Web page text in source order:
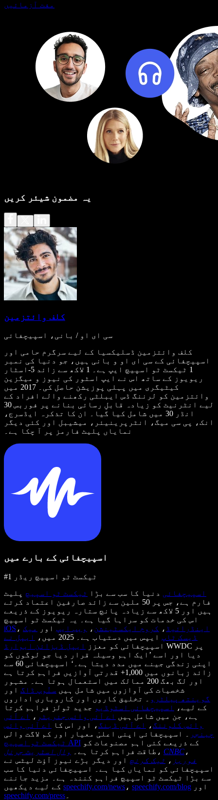
مفت آزمائیں
یہ مضمون شیئر کریں
کلف وائتزمین
سی ای او / بانی، اسپیچفائی
کلف وائتزمین ڈسلیکسیا کے لیے سرگرم حامی اور
اسپیچفائی کے سی ای او و بانی ہیں، جو دنیا کی نمبر
1 ٹیکسٹ ٹو اسپیچ ایپ ہے۔ 1 لاکھ سے زائد 5-اسٹار
ریویوز کے ساتھ اس نے ایپ اسٹور کی نیوز و میگزین
کیٹیگری میں پہلی پوزیشن حاصل کی۔ 2017 میں
وائتزمین کو لرننگ ڈس ایبلٹی رکھنے والے افراد کے
لیے انٹرنیٹ کو زیادہ قابلِ رسائی بنانے پر فوربس 30
انڈر 30 میں شامل کیا گیا۔ ان کا تذکرہ ایڈسرج،
انک، پی سی میگ، انٹرپرینیئر، میشیبل اور کئی دیگر
نمایاں پلیٹ فارمز پر آ چکا ہے۔
اسپیچفائی کے بارے میں
#1 ٹیکسٹ ٹو اسپیچ ریڈر
اسپیچفائی دنیا کا سب سے بڑا ٹیکسٹ ٹو اسپیچ پلیٹ
فارم ہے، جس پر 50 ملین سے زائد صارفین اعتماد کرتے
ہیں اور 5 لاکھ سے زیادہ پانچ ستارہ ریویوز کے ذریعے
اس کی خدمات کو سراہا گیا ہے۔ یہ ٹیکسٹ ٹو اسپیچ
iOS ، اینڈرائیڈ ، کروم ایکسٹینشن ، ویب ایپ اور
میک
ڈیسک ٹاپ ایپس میں دستیاب ہے۔ 2025 میں،
ایپل نے
اسپیچفائی کو معزز
ایپل ڈیزائن ایوارڈ
WWDC پر
دیا اور اسے ’ایک اہم وسیلہ قرار دیا جو لوگوں کو
اپنی زندگی جینے میں مدد دیتا ہے۔‘ اسپیچفائی 60 سے
زائد زبانوں میں 1,000+ قدرتی آوازیں فراہم کرتا ہے
اور لگ بھگ 200 ممالک میں استعمال ہوتا ہے۔ مشہور
شخصیات کی آوازوں میں شامل ہیں سنُوپ ڈاگ اور
گوینتھ پیلٹرو
۔ تخلیق کاروں اور کاروباری اداروں
کے لیے،
اسپیچفائی اسٹوڈیو جدید ٹولز فراہم کرتا
ہے، جن میں شامل ہیں اے آئی وائس جنریٹر ،
اے آئی
وائس کلوننگ، اے آئی ڈبنگ، اور اس کا
اے آئی وائس
چینجر
۔ اسپیچفائی اپنی اعلیٰ معیار اور کم لاگت والی
ٹیکسٹ ٹو اسپیچ API
طاقت فراہم کرتا ہے۔
وال اسٹریٹ جرنل ، CNBC ،
فوربز ، ٹیک کرنچ اور دیگر بڑے نیوز آؤٹ لیٹس نے
اسپیچفائی کو نمایاں کیا ہے۔ اسپیچفائی دنیا کا سب
سے بڑا ٹیکسٹ ٹو اسپیچ فراہم کنندہ ہے۔ مزید جاننے
speechify.com/news ، speechify.com/blog اور
speechify.com/press